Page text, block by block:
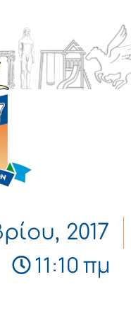
2017
11:10 πμ